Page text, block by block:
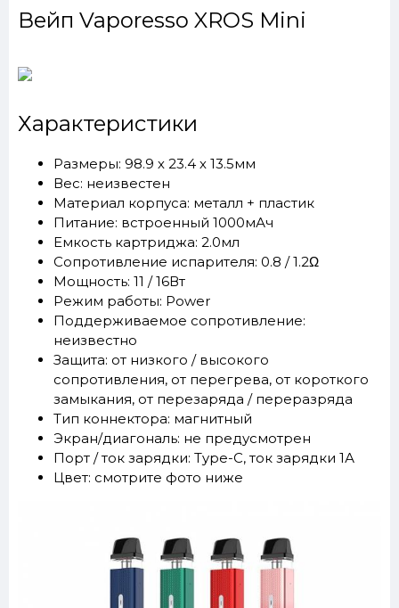
Вейп Vaporesso XROS Mini
Характеристики
Размеры: 98.9 х 23.4 х 13.5мм
Вес: неизвестен
Материал корпуса: металл + пластик
Питание: встроенный 1000мАч
Емкость картриджа: 2.0мл
Сопротивление испарителя: 0.8 / 1.2Ω
Мощность: 11 / 16Вт
Режим работы: Power
Поддерживаемое сопротивление:
неизвестно
Защита: от низкого / высокого
сопротивления, от перегрева, от короткого
замыкания, от перезаряда / переразряда
Тип коннектора: магнитный
Экран/диагональ: не предусмотрен
Порт / ток зарядки: Type-C, ток зарядки 1А
Цвет: смотрите фото ниже